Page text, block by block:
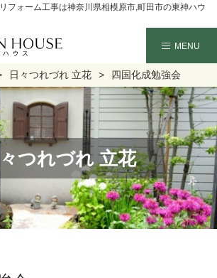
フォーム工事は神奈川県相模原市,町田市の東神ハウ
日々つれづれ 立花 四国化成勉強会
つれづれ 立花